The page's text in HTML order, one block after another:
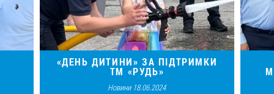
«ДЕНЬ ДИТИНИ» ЗА ПІДТРИМКИ
ТМ «РУДЬ»
Новини 18.06.2024